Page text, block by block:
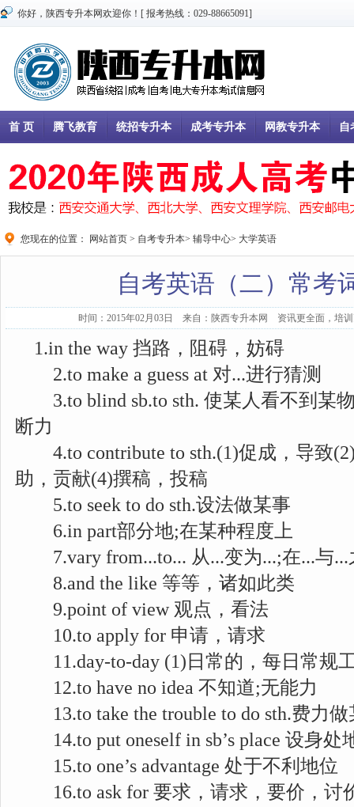
你好，陕西专升本网欢迎你！[ 报考热线：029-88665091]
首 页 腾飞教育 统招专升本 成考专升本 网教专升本 自
您现在的位置： 网站首页 > 自考专升本> 辅导中心> 大学英语
自考英语（二）常考
时间：2015年02月03日 来自：陕西专升本网 资讯更全面，培
1.in the way 挡路，阻碍，妨碍
2.to make a guess at 对...进行猜测
3.to blind sb.to sth. 使某人看不到某
断力
4.to contribute to sth.(1)促成，导致
助，贡献(4)撰稿，投稿
5.to seek to do sth.设法做某事
6.in part部分地;在某种程度上
7.vary from...to... 从...变为...;在...与...
8.and the like 等等，诸如此类
9.point of view 观点，看法
10.to apply for 申请，请求
11.day-to-day (1)日常的，每日常规
12.to have no idea 不知道;无能力
13.to take the trouble to do sth.费力
14.to put oneself in sb’s place 设身处
15.to one’s advantage 处于不利地位
16.to ask for 要求，请求，要价，讨